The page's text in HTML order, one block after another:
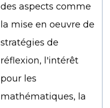
des aspects comme
la mise en oeuvre de
stratégies de
réflexion, l'intérêt
pour les
mathématiques, la